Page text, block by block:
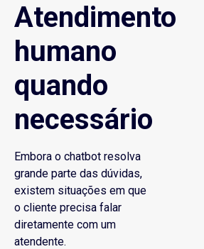
Atendimento
humano
quando
necessário
Embora o chatbot resolva
grande parte das dúvidas,
existem situações em que
o cliente precisa falar
diretamente com um
atendente.